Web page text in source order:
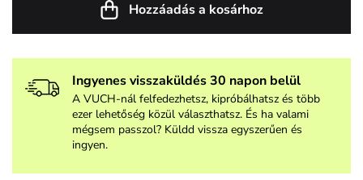
Hozzáadás a kosárhoz
Ingyenes visszaküldés 30 napon belül
A VUCH-nál felfedezhetsz, kipróbálhatsz és több
ezer lehetőség közül választhatsz. És ha valami
mégsem passzol? Küldd vissza egyszerűen és
ingyen.